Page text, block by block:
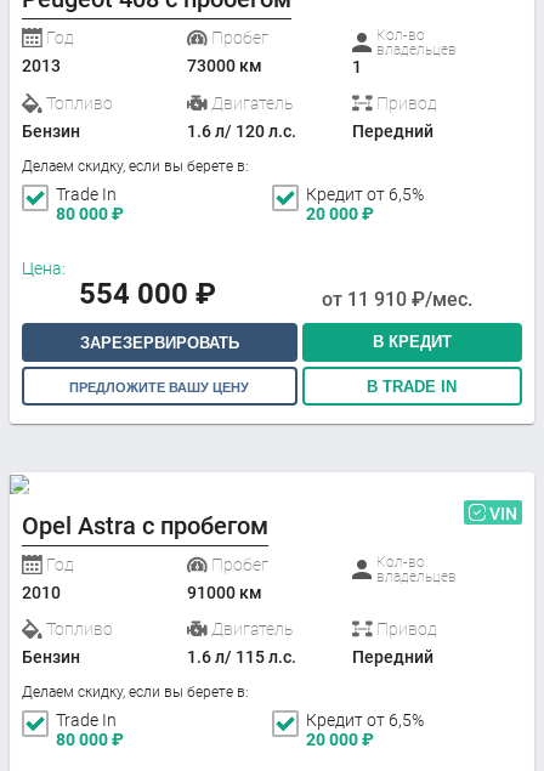
Год
2013
Пробег
73000 км
Кол-во
владельцев
1
Топливо
Бензин
Двигатель
1.6 л/ 120 л.с.
Привод
Передний
Делаем скидку, если вы берете в:
Trade In
80 000₽
Кредит от 6,5%
20 000₽
Цена:
554 000 ₽ от 11 910 ₽/мес.
ЗАРЕЗЕРВИРОВАТЬ В КРЕДИТ
ПРЕДЛОЖИТЕ ВАШУ ЦЕНУ В TRADE IN
Opel Astra с пробегом VIN
Год
2010
Пробег
91000 км
Кол-во
владельцев
Топливо
Бензин
Двигатель
1.6 л/ 115 л.с.
Привод
Передний
Делаем скидку, если вы берете в:
Trade In
80 000₽
Кредит от 6,5%
20 000₽